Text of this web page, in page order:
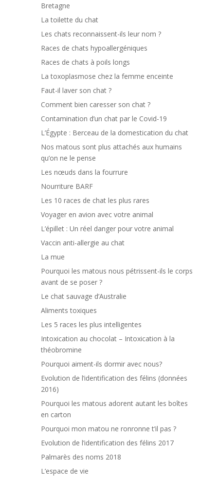
Bretagne
La toilette du chat
Les chats reconnaissent-ils leur nom ?
Races de chats hypoallergéniques
Races de chats à poils longs
La toxoplasmose chez la femme enceinte
Faut-il laver son chat ?
Comment bien caresser son chat ?
Contamination d’un chat par le Covid-19
L’Égypte : Berceau de la domestication du chat
Nos matous sont plus attachés aux humains
qu’on ne le pense
Les nœuds dans la fourrure
Nourriture BARF
Les 10 races de chat les plus rares
Voyager en avion avec votre animal
L’épillet : Un réel danger pour votre animal
Vaccin anti-allergie au chat
La mue
Pourquoi les matous nous pétrissent-ils le corps
avant de se poser ?
Le chat sauvage d’Australie
Aliments toxiques
Les 5 races les plus intelligentes
Intoxication au chocolat – Intoxication à la
théobromine
Pourquoi aiment-ils dormir avec nous?
Evolution de l’identification des félins (données
2016)
Pourquoi les matous adorent autant les boîtes
en carton
Pourquoi mon matou ne ronronne t’il pas ?
Evolution de l’identification des félins 2017
Palmarès des noms 2018
L’espace de vie